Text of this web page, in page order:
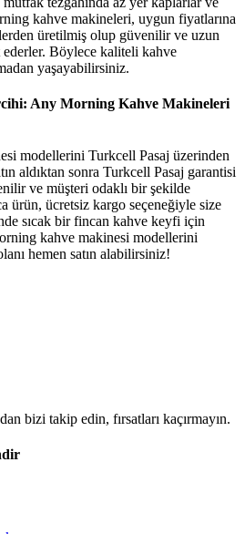
kahve makineleri, uygun fiyatlarına
üretilmiş olup güvenilir ve uzun
Böylece kaliteli kahve
yaşayabilirsiniz.
Any Morning Kahve Makineleri
modellerini Turkcell Pasaj üzerinden
aldıktan sonra Turkcell Pasaj garantisi
ve müşteri odaklı bir şekilde
ürün, ücretsiz kargo seçeneğiyle size
sıcak bir fincan kahve keyfi için
kahve makinesi modellerini
hemen satın alabilirsiniz!
bizi takip edin, fırsatları kaçırmayın.